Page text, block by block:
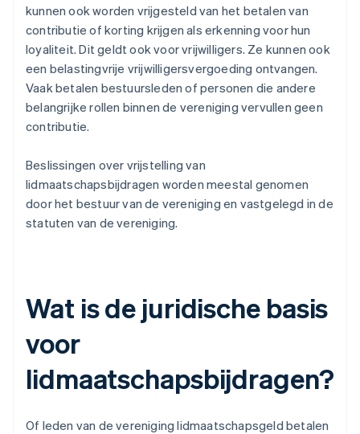
kunnen ook worden vrijgesteld van het betalen van
contributie of korting krijgen als erkenning voor hun
loyaliteit. Dit geldt ook voor vrijwilligers. Ze kunnen ook
een belastingvrije vrijwilligersvergoeding ontvangen.
Vaak betalen bestuursleden of personen die andere
belangrijke rollen binnen de vereniging vervullen geen
contributie.
Beslissingen over vrijstelling van
lidmaatschapsbijdragen worden meestal genomen
door het bestuur van de vereniging en vastgelegd in de
statuten van de vereniging.
Wat is de juridische basis
voor
lidmaatschapsbijdragen?
Of leden van de vereniging lidmaatschapsgeld betalen